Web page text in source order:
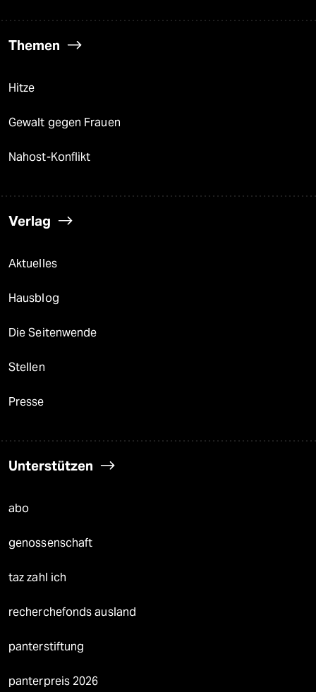
Themen
Hitze
Gewalt gegen Frauen
Nahost-Konflikt
Verlag
Aktuelles
Hausblog
Die Seitenwende
Stellen
Presse
Unterstützen
abo
genossenschaft
taz zahl ich
recherchefonds ausland
panterstiftung
panterpreis 2026